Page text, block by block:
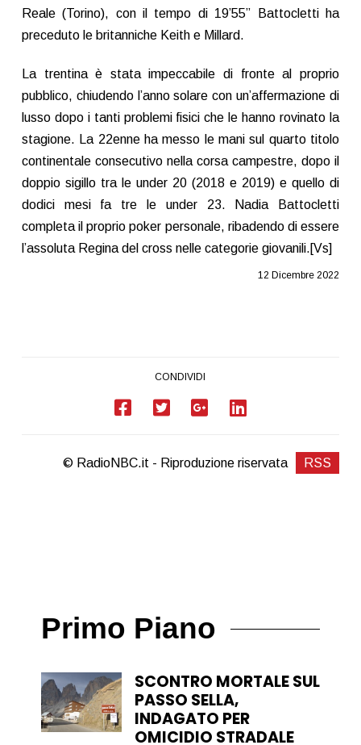
Reale (Torino), con il tempo di 19’55” Battocletti ha
preceduto le britanniche Keith e Millard.
La trentina è stata impeccabile di fronte al proprio
pubblico, chiudendo l’anno solare con un’affermazione di
lusso dopo i tanti problemi fisici che le hanno rovinato la
stagione. La 22enne ha messo le mani sul quarto titolo
continentale consecutivo nella corsa campestre, dopo il
doppio sigillo tra le under 20 (2018 e 2019) e quello di
dodici mesi fa tre le under 23. Nadia Battocletti
completa il proprio poker personale, ribadendo di essere
l’assoluta Regina del cross nelle categorie giovanili.[Vs]
12 Dicembre 2022
CONDIVIDI
© RadioNBC.it - Riproduzione riservata RSS
Primo Piano
SCONTRO MORTALE SUL
PASSO SELLA,
INDAGATO PER
OMICIDIO STRADALE